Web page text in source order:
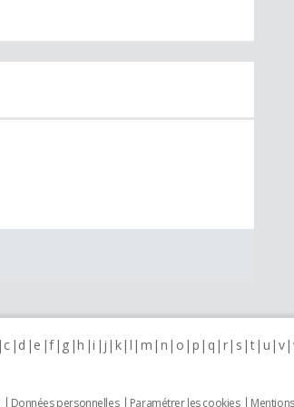
c d e f g h i j k l m n o p q r s t u v
Données personnelles Paramétrer les cookies